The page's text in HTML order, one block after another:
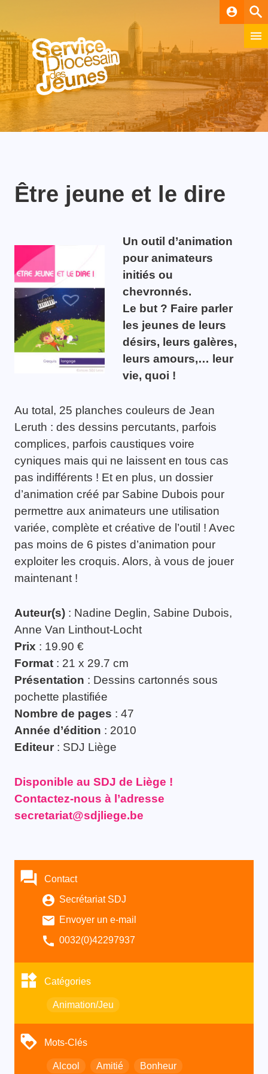
account_circle
Être jeune et le dire
Un outil d’animation
pour animateurs
initiés ou
chevronnés.
Le but ? Faire parler
les jeunes de leurs
désirs, leurs galères,
leurs amours,… leur
vie, quoi !
Au total, 25 planches couleurs de Jean
Leruth : des dessins percutants, parfois
complices, parfois caustiques voire
cyniques mais qui ne laissent en tous cas
pas indifférents ! Et en plus, un dossier
d’animation créé par Sabine Dubois pour
permettre aux animateurs une utilisation
variée, complète et créative de l’outil ! Avec
pas moins de 6 pistes d’animation pour
exploiter les croquis. Alors, à vous de jouer
maintenant !
Auteur(s) : Nadine Deglin, Sabine Dubois,
Anne Van Linthout-Locht
Prix : 19.90 €
Format : 21 x 29.7 cm
Présentation : Dessins cartonnés sous
pochette plastifiée
Nombre de pages : 47
Année d’édition : 2010
Editeur : SDJ Liège
Disponible au SDJ de Liège !
Contactez-nous à l’adresse
secretariat@sdjliege.be
Contact
Secrétariat SDJ
Envoyer un e-mail
0032(0)42297937
Catégories
Animation/Jeu
Mots-Clés
Alcool Amitié Bonheur